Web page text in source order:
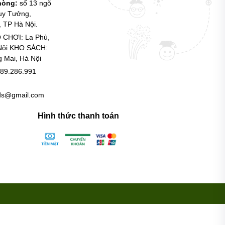
số 13 ngõ
Tưởng,
Hà Nội.
CHƠI: La Phù,
KHO SÁCH:
Mai, Hà Nội
Hình thức thanh toán